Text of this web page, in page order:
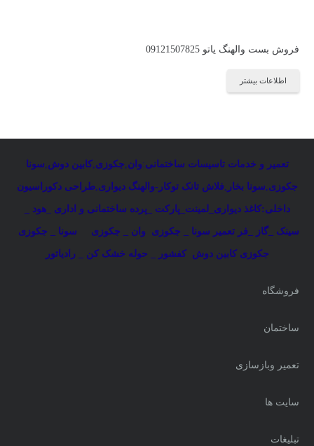
فروش بست والهنگ یاتو 09121507825
اطلاعات بیشتر
تعمیر و خدمات تاسیسات ساختمانی:وان,جکوزی,کابین دوش,سونا
جکوزی,سونا بخار ,فلاش تانک توکار-والهنگ دیواری,طراحی دکوراسیون
داخلی:کاغذ دیواری_لمینت_پارکت _پرده ساختمانی و اداری _هود _
سینک _گاز _فر تعمیر سونا _ جکوزی وان _ جکوزی سونا _ جکوزی
جکوزی کابین دوش کفشور _ حوله خشک کن _ رادیاتور
فروشگاه
ساختمان
تعمیر وبازسازی
سایت ها
تبلیغات